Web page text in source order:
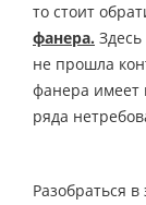
то стоит
фанера.
не прошла
фанера имеет
ряда
Разобраться